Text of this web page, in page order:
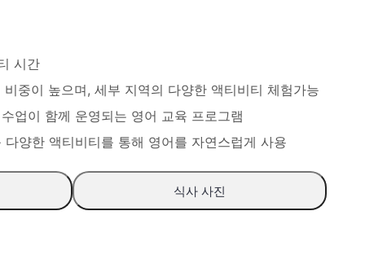
시간
중이 높으며, 세부 지역의 다양한 액티비티 체험가능
업이 함께 운영되는 영어 교육 프로그램
양한 액티비티를 통해 영어를 자연스럽게 사용
식사 사진